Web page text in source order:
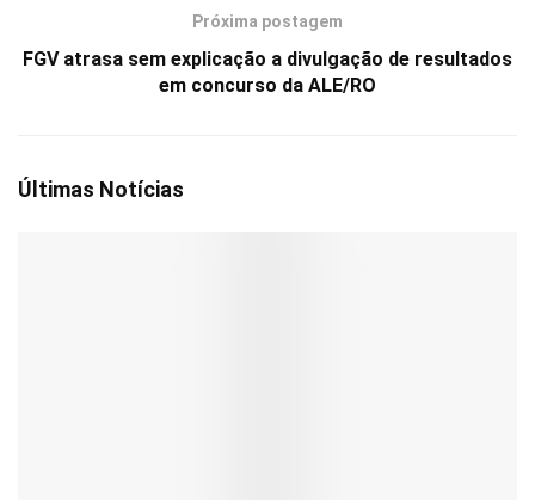
Próxima postagem
FGV atrasa sem explicação a divulgação de resultados
em concurso da ALE/RO
Últimas Notícias